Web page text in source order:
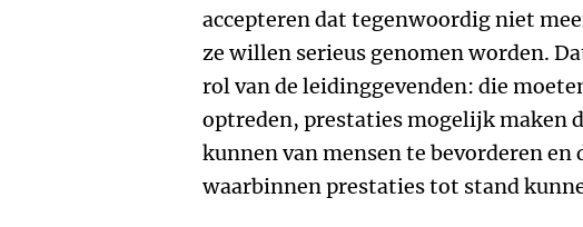
accepteren dat tegenwoordig niet
ze willen serieus genomen worden.
rol van de leidinggevenden: die
optreden, prestaties mogelijk maken
kunnen van mensen te bevorderen en
waarbinnen prestaties tot stand